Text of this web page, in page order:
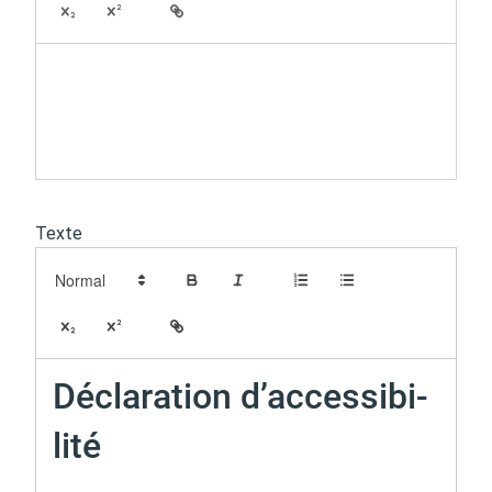
Mariage et PACS
lignes
Texte
Décla­ra­tion d’ac­ces­si­bi­
lité